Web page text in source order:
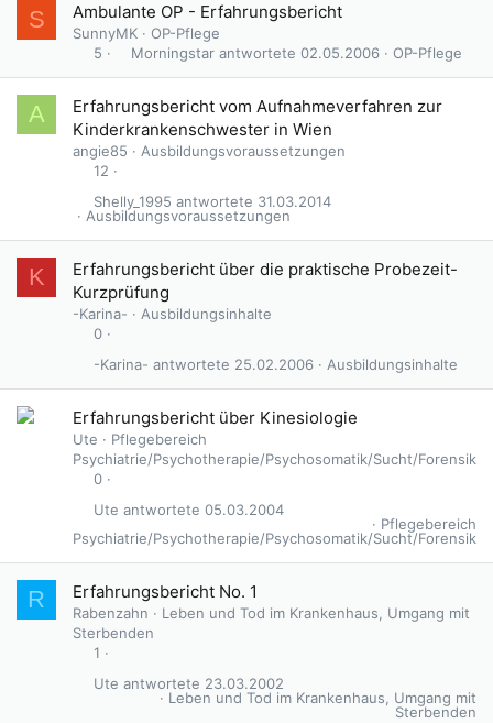
S Ambulante OP - Erfahrungsbericht
SunnyMK
OP-Pflege
5
OP-Pflege
02.05.2006
Morningstar
A
Erfahrungsbericht vom Aufnahmeverfahren zur
Kinderkrankenschwester in Wien
angie85
Ausbildungsvoraussetzungen
12
Ausbildungsvoraussetzungen
31.03.2014
Shelly_1995
K
Erfahrungsbericht über die praktische Probezeit-
Kurzprüfung
-Karina-
Ausbildungsinhalte
0
Ausbildungsinhalte
25.02.2006
-Karina-
Erfahrungsbericht über Kinesiologie
Ute
Pflegebereich
Psychiatrie/Psychotherapie/Psychosomatik/Sucht/Forensik
0
Pflegebereich
Psychiatrie/Psychotherapie/Psychosomatik/Sucht/Forensik
05.03.2004
Ute
R Erfahrungsbericht No. 1
Rabenzahn
Leben und Tod im Krankenhaus, Umgang mit
Sterbenden
1
Leben und Tod im Krankenhaus, Umgang mit
Sterbenden
23.03.2002
Ute